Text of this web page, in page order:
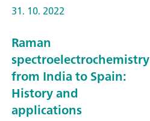
31. 10. 2022
Raman
spectroelectrochemistry
from India to Spain:
History and
applications